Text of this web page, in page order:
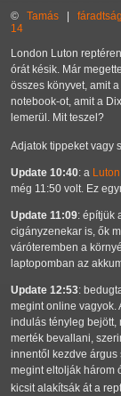
© Tamás fáradtság
14
London Luton
órát késik. Már
összes könyvet, amit
notebook-ot, amit a
lemerül. Mit teszel?
Adjatok tippeket vagy
Update 10:40: a
még 11:50 volt. Ez
Update 11:09: építjük
cigányzenekar is, ők
váróteremben a
laptopomban az
Update 12:53:
megint online vagyok.
indulás tényleg bejött,
merték bevallani,
innentől kezdve árgus
megint eltolják három
kicsit alakítsák át a